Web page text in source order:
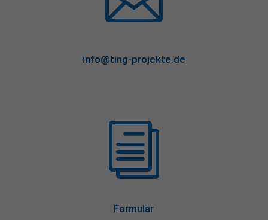
info@ting-projekte.de
i
Formular